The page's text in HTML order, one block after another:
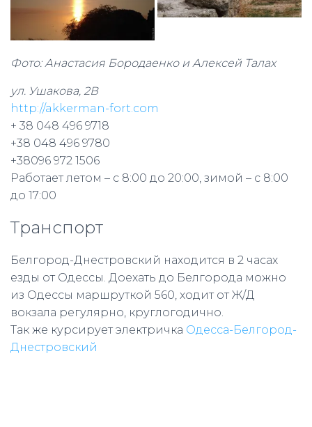
Фото: Анастасия Бородаенко и Алексей Талах
ул. Ушакова, 2В
http://akkerman-fort.com
+ 38 048 496 9718
+38 048 496 9780
+38096 972 1506
Работает летом – с 8:00 до 20:00, зимой – с 8:00
до 17:00
Транспорт
Белгород-Днестровский находится в 2 часах
езды от Одессы. Доехать до Белгорода можно
из Одессы маршруткой 560, ходит от Ж/Д
вокзала регулярно, круглогодично.
Так же курсирует электричка Одесса-Белгород-
Днестровский